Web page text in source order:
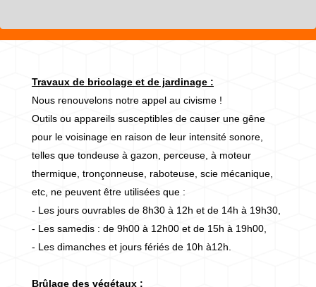
Travaux de bricolage et de jardinage :
Nous renouvelons notre appel au civisme !
Outils ou appareils susceptibles de causer une gêne
pour le voisinage en raison de leur intensité sonore,
telles que tondeuse à gazon, perceuse, à moteur
thermique, tronçonneuse, raboteuse, scie mécanique,
etc, ne peuvent être utilisées que :
- Les jours ouvrables de 8h30 à 12h et de 14h à 19h30,
- Les samedis : de 9h00 à 12h00 et de 15h à 19h00,
- Les dimanches et jours fériés de 10h à12h.
Brûlage des végétaux :